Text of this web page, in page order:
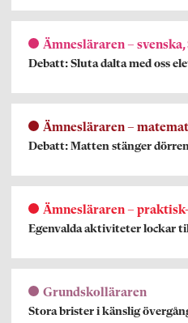
Ämnesläraren – svenska,
Debatt: Sluta dalta med oss
Ämnesläraren –
Debatt: Matten stänger
Ämnesläraren –
Egenvalda aktiviteter lockar
Grundskolläraren
Stora brister i känslig